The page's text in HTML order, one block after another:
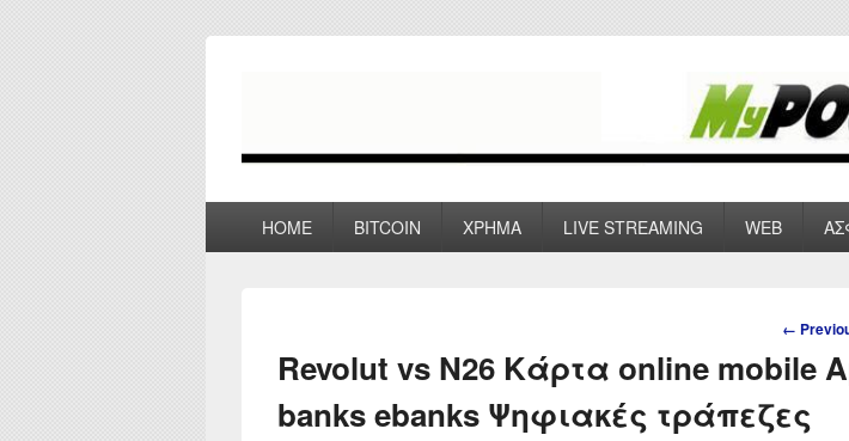
HOME BITCOIN ΧΡΗΜΑ LIVE STREAMING WEB
Image
←
Revolut vs N26 Κάρτα online mobile
banks ebanks Ψηφιακές τράπεζες